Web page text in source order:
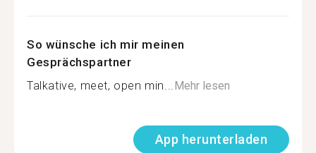
So wünsche ich mir meinen
Gesprächspartner
Talkative, meet, open min...Mehr lesen
App herunterladen